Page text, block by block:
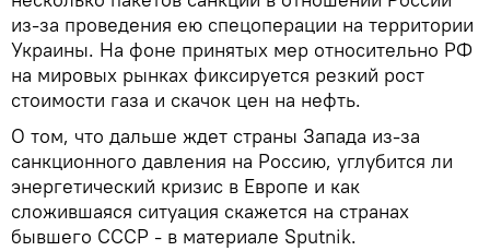
из-за проведения ею спецоперации на территории
Украины. На фоне принятых мер относительно РФ
на мировых рынках фиксируется резкий рост
стоимости газа и скачок цен на нефть.
О том, что дальше ждет страны Запада из-за
санкционного давления на Россию, углубится ли
энергетический кризис в Европе и как
сложившаяся ситуация скажется на странах
бывшего СССР - в материале Sputnik.